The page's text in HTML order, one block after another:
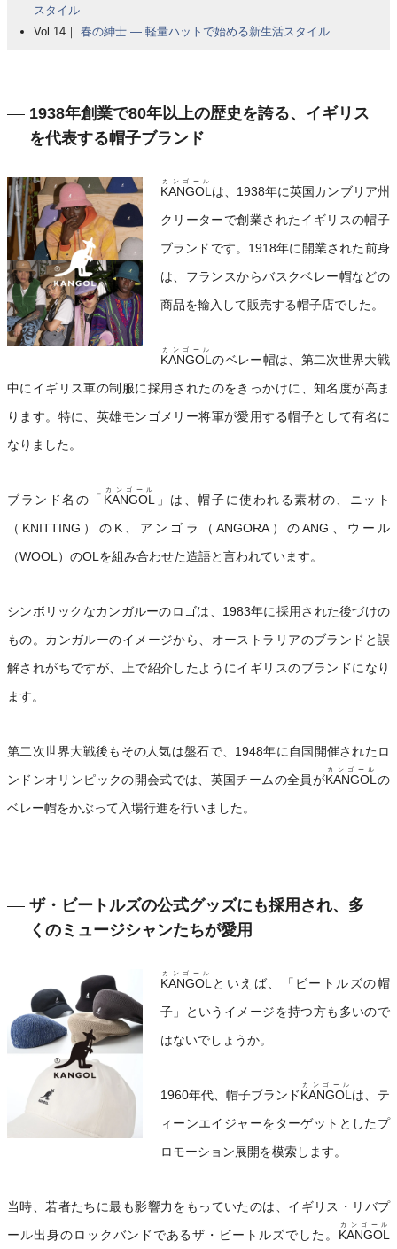
スタイル
Vol.14｜ 春の紳士 ― 軽量ハットで始める新生活スタイル
1938年創業で80年以上の歴史を誇る、イギリス
を代表する帽子ブランド
KANGOL
カンゴール
は、1938年に英国カンブリア州
クリーターで創業されたイギリスの帽子
ブランドです。1918年に開業された前身
は、フランスからバスクベレー帽などの
商品を輸入して販売する帽子店でした。
KANGOL
カンゴール
のベレー帽は、第二次世界大戦
中にイギリス軍の制服に採用されたのをきっかけに、知名度が高ま
ります。特に、英雄モンゴメリー将軍が愛用する帽子として有名に
なりました。
ブランド名の「 KANGOL
カンゴール
」は、帽子に使われる素材の、ニット
（KNITTING）のK、アンゴラ（ANGORA）のANG、ウール
（WOOL）のOLを組み合わせた造語と言われています。
シンボリックなカンガルーのロゴは、1983年に採用された後づけの
もの。カンガルーのイメージから、オーストラリアのブランドと誤
解されがちですが、上で紹介したようにイギリスのブランドになり
ます。
第二次世界大戦後もその人気は盤石で、1948年に自国開催されたロ
ンドンオリンピックの開会式では、英国チームの全員がKANGOL
カンゴール
の
ベレー帽をかぶって入場行進を行いました。
ザ・ビートルズの公式グッズにも採用され、多
くのミュージシャンたちが愛用
KANGOL
カンゴール
といえば、「ビートルズの帽
子」というイメージを持つ方も多いので
はないでしょうか。
1960年代、帽子ブランドKANGOL
カンゴール
は、テ
ィーンエイジャーをターゲットとしたプ
ロモーション展開を模索します。
当時、若者たちに最も影響力をもっていたのは、イギリス・リバプ
ール出身のロックバンドであるザ・ビートルズでした。 KANGOL
カンゴール